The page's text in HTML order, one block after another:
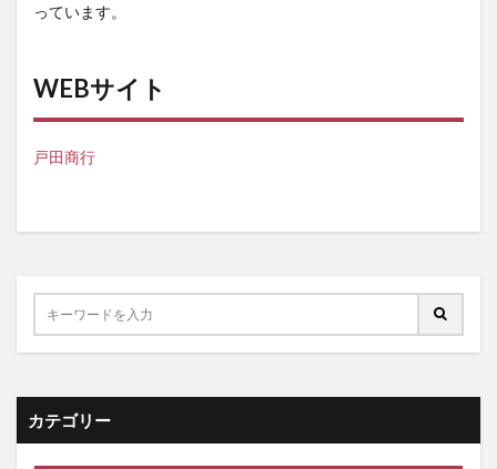
っています。
WEBサイト
戸田商行
カテゴリー